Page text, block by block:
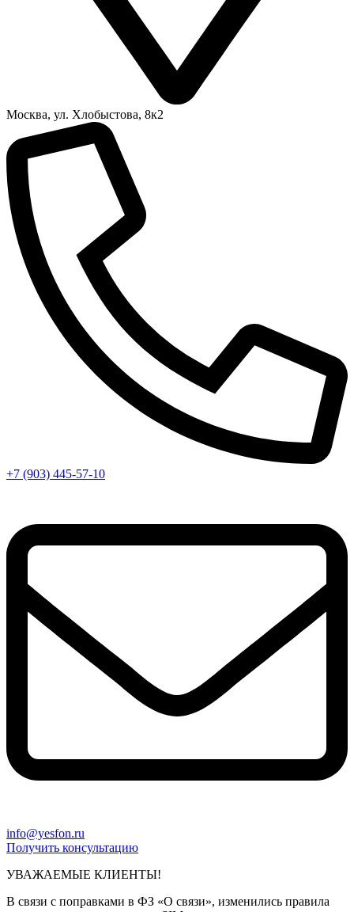
Москва, ул. Хлобыстова, 8к2
+7 (903) 445-57-10
info@yesfon.ru
Получить консультацию
УВАЖАЕМЫЕ КЛИЕНТЫ!
В связи с поправками в ФЗ «О связи», изменились правила